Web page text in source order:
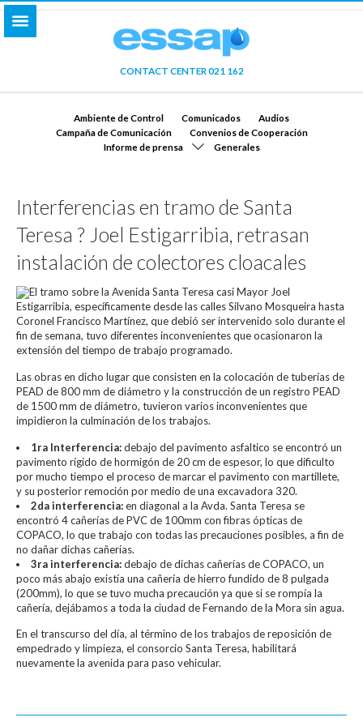
CONTACT CENTER 021 162
Ambiente de Control Comunicados
Audios
Campaña de Comunicación
Convenios de Cooperación
Informe de prensa
Generales
Interferencias en tramo de Santa
Teresa ? Joel Estigarribia, retrasan
instalación de colectores cloacales
El tramo sobre la Avenida Santa Teresa casi Mayor Joel
Estigarribia, específicamente desde las calles Silvano Mosqueira hasta
Coronel Francisco Martínez, que debió ser intervenido solo durante el
fin de semana, tuvo diferentes inconvenientes que ocasionaron la
extensión del tiempo de trabajo programado.
Las obras en dicho lugar que consisten en la colocación de tuberías de
PEAD de 800 mm de diámetro y la construcción de un registro PEAD
de 1500 mm de diámetro, tuvieron varios inconvenientes que
impidieron la culminación de los trabajos.
1ra Interferencia:debajo del pavimento asfaltico se encontró un
pavimento rígido de hormigón de 20 cm de espesor, lo que dificulto
por mucho tiempo el proceso de marcar el pavimento con martillete,
y su posterior remoción por medio de una excavadora 320.
2da interferencia:en diagonal a la Avda. Santa Teresa se
encontró 4 cañerías de PVC de 100mm con fibras ópticas de
COPACO, lo que trabajo con todas las precauciones posibles, a fin de
no dañar dichas cañerías.
3ra interferencia:debajo de dichas cañerías de COPACO, un
poco más abajo existía una cañería de hierro fundido de 8 pulgada
(200mm), lo que se tuvo mucha precaución ya que si se rompía la
cañería, dejábamos a toda la ciudad de Fernando de la Mora sin agua.
En el transcurso del día, al término de los trabajos de reposición de
empedrado y limpieza, el consorcio Santa Teresa, habilitará
nuevamente la avenida para paso vehicular.